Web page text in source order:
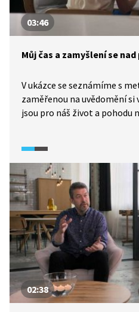
03:46
Můj čas a zamyšlení se
V ukázce se seznámíme s
zaměřenou na uvědomění
jsou pro náš život a pohodu
02:38